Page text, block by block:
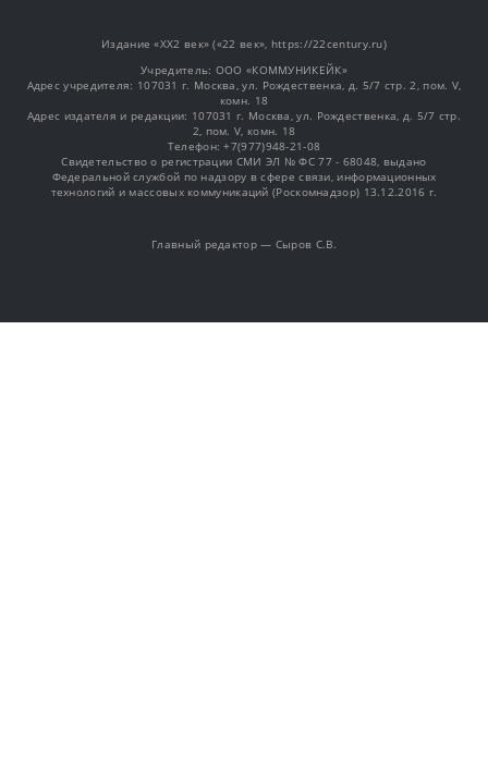
Издание «XX2 век» («22 век», https://22century.ru)
Учредитель: OOO «КОММУНИКЕЙК»
Адрес учредителя: 107031 г. Москва, ул. Рождественка, д. 5/7 стр. 2, пом. V,
комн. 18
Адрес издателя и редакции: 107031 г. Москва, ул. Рождественка, д. 5/7 стр.
2, пом. V, комн. 18
Телефон: +7(977)948-21-08
Свидетельство о регистрации СМИ ЭЛ № ФС 77 - 68048, выдано
Федеральной службой по надзору в сфере связи, информационных
технологий и массовых коммуникаций (Роскомнадзор) 13.12.2016 г.
Главный редактор — Сыров С.В.